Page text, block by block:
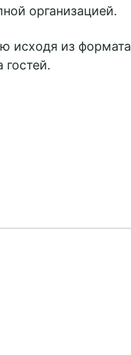
организацией.
исходя из формата
гостей.